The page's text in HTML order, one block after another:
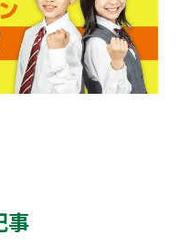
事